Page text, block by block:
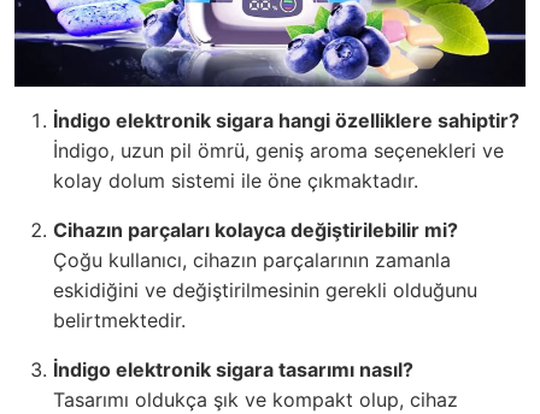
İndigo elektronik sigara hangi özelliklere sahiptir?
İndigo, uzun pil ömrü, geniş aroma seçenekleri ve
kolay dolum sistemi ile öne çıkmaktadır.
Cihazın parçaları kolayca değiştirilebilir mi?
Çoğu kullanıcı, cihazın parçalarının zamanla
eskidiğini ve değiştirilmesinin gerekli olduğunu
belirtmektedir.
İndigo elektronik sigara tasarımı nasıl?
Tasarımı oldukça şık ve kompakt olup, cihaz